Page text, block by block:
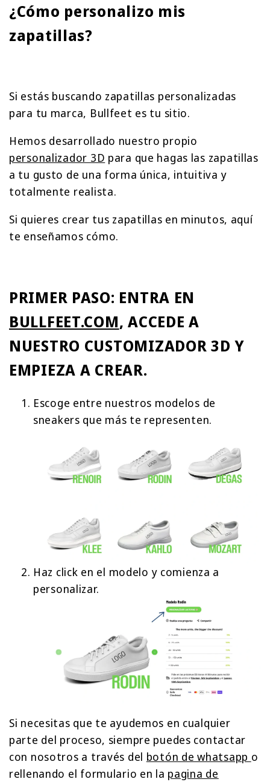
¿Cómo personalizo mis
zapatillas?
Si estás buscando zapatillas personalizadas
para tu marca, Bullfeet es tu sitio.
Hemos desarrollado nuestro propio
personalizador 3D para que hagas las zapatillas
a tu gusto de una forma única, intuitiva y
totalmente realista.
Si quieres crear tus zapatillas en minutos, aquí
te enseñamos cómo.
PRIMER PASO: ENTRA EN
BULLFEET.COM, ACCEDE A
NUESTRO CUSTOMIZADOR 3D Y
EMPIEZA A CREAR.
Escoge entre nuestros modelos de
sneakers que más te representen.
Haz click en el modelo y comienza a
personalizar.
Si necesitas que te ayudemos en cualquier
parte del proceso, siempre puedes contactar
con nosotros a través del botón de whatsapp o
rellenando el formulario en la pagina de